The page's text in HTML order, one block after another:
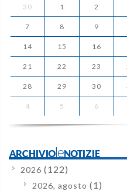
30 1 2
7 8 9
14 15 16
21 22 23
28 29 30
4 5 6
ARCHIVIOleNOTIZIE
2026 (122)
2026, agosto (1)